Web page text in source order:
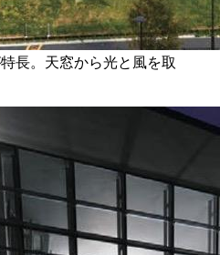
長。天窓から光と風を取